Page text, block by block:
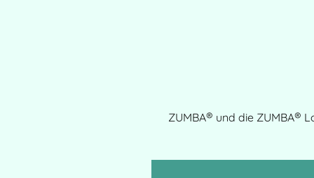
ZUMBA® und die ZUMBA®